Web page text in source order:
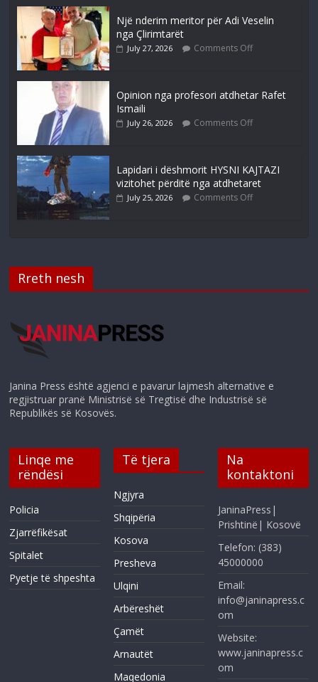
Një nderim meritor për Adi Veselin
nga Çlirimtarët
July 27, 2026 Comments Off
Opinion nga profesori atdhetar Rafet
Ismaili
July 26, 2026 Comments Off
Lapidari i dëshmorit HYSNI KAJTAZI
vizitohet përditë nga atdhetaret
July 25, 2026 Comments Off
Rreth nesh
Janina Press është agjenci e pavarur lajmesh alternative e
regjistruar pranë Ministrisë së Tregtisë dhe Industrisë së
Republikës së Kosovës.
Linqe me
rëndësi
Policia
Zjarrëfikësat
Spitalet
Pyetje të shpeshta
Të tjera
Ngjyra
Shqipëria
Kosova
Presheva
Ulqini
Arbëreshët
Çamët
Arnautët
Maqedonia
Na
kontaktoni
JaninaPress|
Prishtinë| Kosovë
Telefon: (383)
45000000
Email:
info@janinapress.c
om
Website:
www.janinapress.c
om